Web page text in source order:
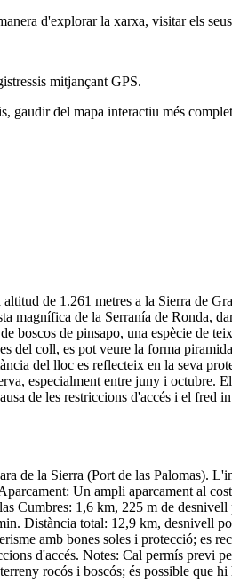
d'explorar la xarxa, visitar els
mitjançant GPS.
del mapa interactiu més
de 1.261 metres a la Sierra de
magnífica de la Serranía de Ronda,
boscos de pinsapo, una espècie de
del coll, es pot veure la forma
del lloc es reflecteix en la seva
especialment entre juny i
de les restriccions d'accés i el fred
de la Sierra (Port de las Palomas).
Un ampli aparcament al
Cumbres: 1,6 km, 225 m de
Distància total: 12,9 km, desnivell
amb bones soles i protecció; es
d'accés. Notes: Cal permís previ
rocós i boscós; és possible que